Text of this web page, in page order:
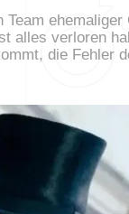
Team ehemaliger
alles verloren
die Fehler